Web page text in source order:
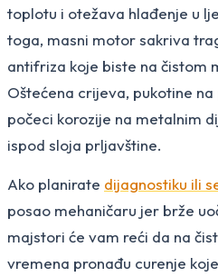
toplotu i otežava hlađenje u
toga, masni motor sakriva
antifriza koje biste na čistom
Oštećena crijeva, pukotine
počeci korozije na metalnim
ispod sloja prljavštine.
Ako planirate dijagnostiku ili
posao mehaničaru jer brže
majstori će vam reći da na
vremena pronađu curenje